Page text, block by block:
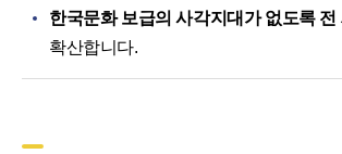
한국문화 보급의 사각지대가 없도록 전
확산합니다.